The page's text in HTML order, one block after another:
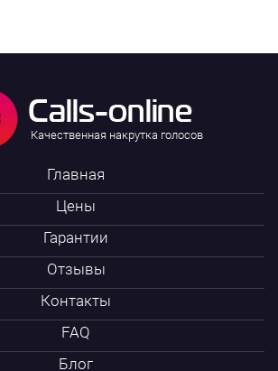
Качественная накрутка голосов
Главная
Цены
Гарантии
Отзывы
Контакты
FAQ
Блог